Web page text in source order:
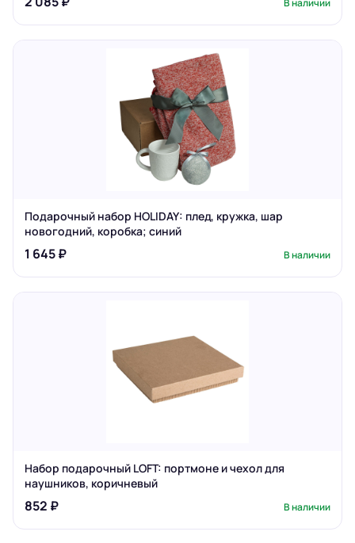
В наличии
Подарочный набор HOLIDAY: плед, кружка, шар
новогодний, коробка; синий
1 645 ₽ В наличии
Набор подарочный LOFT: портмоне и чехол для
наушников, коричневый
852 ₽ В наличии